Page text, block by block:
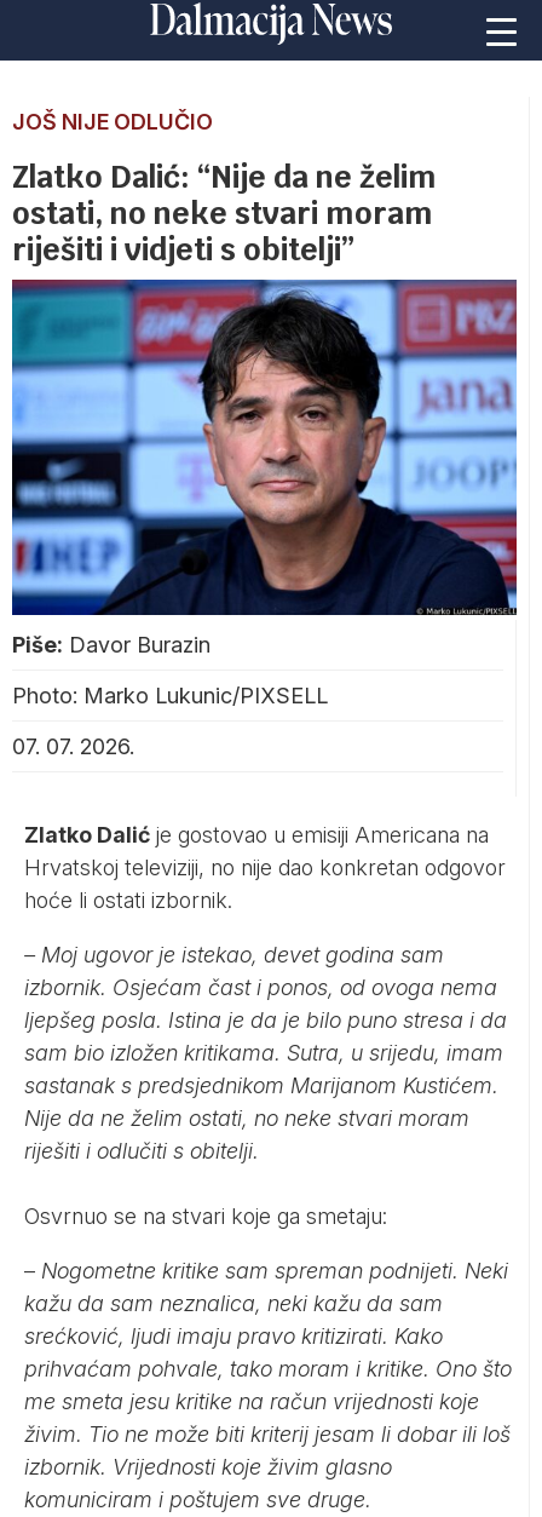
JOŠ NIJE ODLUČIO
Zlatko Dalić: “Nije da ne želim
ostati, no neke stvari moram
riješiti i vidjeti s obitelji”
Piše: Davor Burazin
Photo: Marko Lukunic/PIXSELL
07. 07. 2026.
Zlatko Dalić je gostovao u emisiji Americana na
Hrvatskoj televiziji, no nije dao konkretan odgovor
hoće li ostati izbornik.
– Moj ugovor je istekao, devet godina sam
izbornik. Osjećam čast i ponos, od ovoga nema
ljepšeg posla. Istina je da je bilo puno stresa i da
sam bio izložen kritikama. Sutra, u srijedu, imam
sastanak s predsjednikom Marijanom Kustićem.
Nije da ne želim ostati, no neke stvari moram
riješiti i odlučiti s obitelji.
Osvrnuo se na stvari koje ga smetaju:
– Nogometne kritike sam spreman podnijeti. Neki
kažu da sam neznalica, neki kažu da sam
srećković, ljudi imaju pravo kritizirati. Kako
prihvaćam pohvale, tako moram i kritike. Ono što
me smeta jesu kritike na račun vrijednosti koje
živim. Tio ne može biti kriterij jesam li dobar ili loš
izbornik. Vrijednosti koje živim glasno
komuniciram i poštujem sve druge.